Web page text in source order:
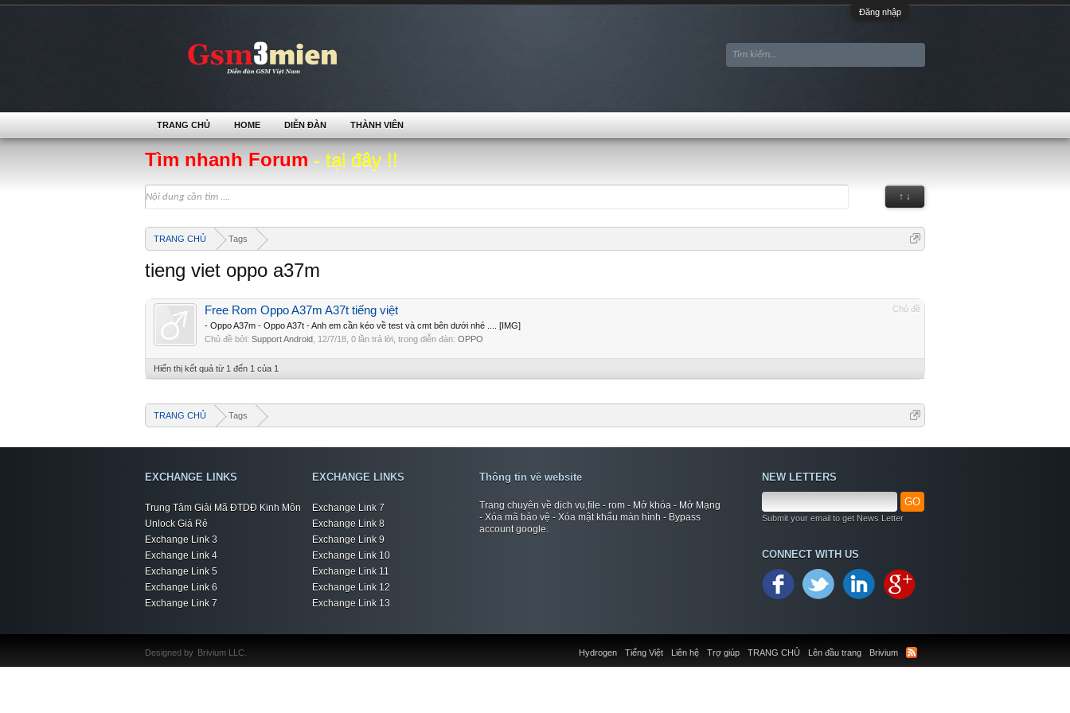
Đăng nhập
Tìm nhanh Forum - tại đây !!
↑ ↓
TRANG CHỦ Tags
tieng viet oppo a37m
Chủ đề
Free Rom Oppo A37m A37t tiếng việt
- Oppo A37m - Oppo A37t - Anh em cần kéo về test và cmt bên dưới nhé .... [IMG]
Chủ đề bởi: Support Android 12/7/18 , 0 lần trả lời, trong diễn đàn: OPPO
Hiển thị kết quả từ 1 đến 1 của 1
TRANG CHỦ Tags
TRANG CHỦ HOME DIỄN ĐÀN THÀNH VIÊN
EXCHANGE LINKS
Trung Tâm Giải Mã ĐTDĐ Kinh Môn
Unlock Giá Rẻ
Exchange Link 3
Exchange Link 4
Exchange Link 5
Exchange Link 6
Exchange Link 7
EXCHANGE LINKS
Exchange Link 7
Exchange Link 8
Exchange Link 9
Exchange Link 10
Exchange Link 11
Exchange Link 12
Exchange Link 13
Thông tin về website
Trang chuyên về dịch vụ,file - rom - Mở khóa - Mở Mạng
- Xóa mã bảo vệ - Xóa mật khẩu màn hình - Bypass
account google.
NEW LETTERS
GO
Submit your email to get News Letter
CONNECT WITH US
Liên hệ Trợ giúp TRANG CHỦ Lên đầu trang Brivium
Hydrogen Tiếng Việt
Designed by Brivium LLC.